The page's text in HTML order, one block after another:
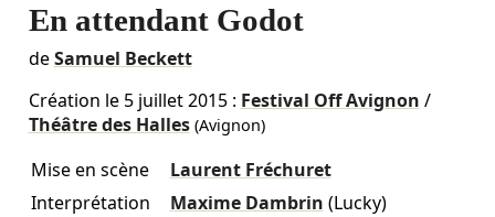
En attendant Godot
deSamuel Beckett
Création le 5 juillet 2015: Festival Off Avignon /
Théâtre des Halles(Avignon)
Mise en scène
Laurent Fréchuret
Interprétation
Maxime Dambrin (Lucky)